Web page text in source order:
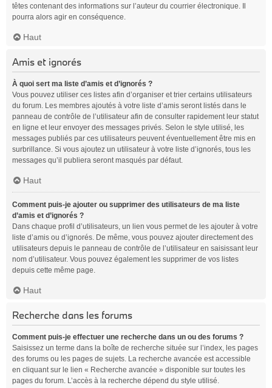
têtes contenant des informations sur l’auteur du courrier électronique. Il
pourra alors agir en conséquence.
Haut
Amis et ignorés
À quoi sert ma liste d’amis et d’ignorés ?
Vous pouvez utiliser ces listes afin d’organiser et trier certains utilisateurs
du forum. Les membres ajoutés à votre liste d’amis seront listés dans le
panneau de contrôle de l’utilisateur afin de consulter rapidement leur statut
en ligne et leur envoyer des messages privés. Selon le style utilisé, les
messages publiés par ces utilisateurs peuvent éventuellement être mis en
surbrillance. Si vous ajoutez un utilisateur à votre liste d’ignorés, tous les
messages qu’il publiera seront masqués par défaut.
Haut
Comment puis-je ajouter ou supprimer des utilisateurs de ma liste
d’amis et d’ignorés ?
Dans chaque profil d’utilisateurs, un lien vous permet de les ajouter à votre
liste d’amis ou d’ignorés. De même, vous pouvez ajouter directement des
utilisateurs depuis le panneau de contrôle de l’utilisateur en saisissant leur
nom d’utilisateur. Vous pouvez également les supprimer de vos listes
depuis cette même page.
Haut
Recherche dans les forums
Comment puis-je effectuer une recherche dans un ou des forums ?
Saisissez un terme dans la boîte de recherche située sur l’index, les pages
des forums ou les pages de sujets. La recherche avancée est accessible
en cliquant sur le lien « Recherche avancée » disponible sur toutes les
pages du forum. L’accès à la recherche dépend du style utilisé.